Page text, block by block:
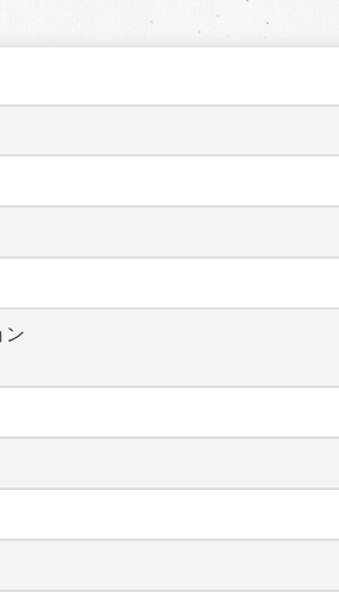
ン